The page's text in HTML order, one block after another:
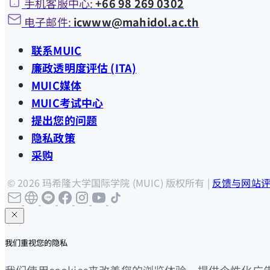
电子邮件: icwww@mahidol.ac.th
联系MUIC
廉政透明度评估 (ITA)
MUIC媒体
MUIC考试中心
提出您的问题
隐私政策
采购
© 2026 玛希隆大学国际学院 (MUIC) 版权所有 | 反馈与网站
我们重视您的隐私